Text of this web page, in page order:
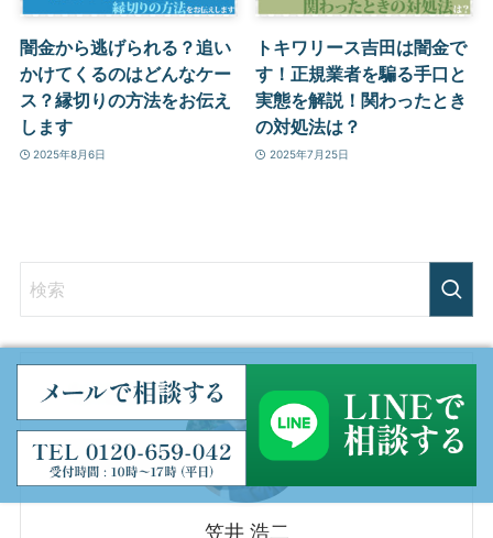
闇金から逃げられる？追い
かけてくるのはどんなケー
ス？縁切りの方法をお伝え
します
2025年8月6日
トキワリース吉田は闇金で
す！正規業者を騙る手口と
実態を解説！関わったとき
の対処法は？
2025年7月25日
笠井 浩二